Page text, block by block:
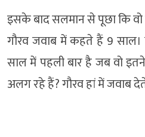
इसके बाद सलमान से पूछा कि वो
गौरव जवाब में कहते हैं 9
साल में पहली बार है जब वो
अलग रहे हैं? गौरव हां में जवाब